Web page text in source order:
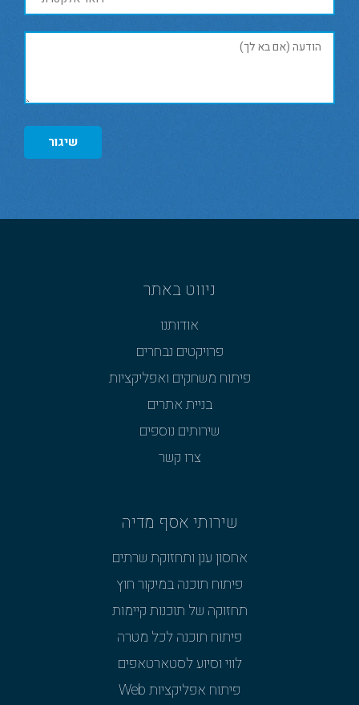
שיגור
ניווט באתר
אודותנו
פרויקטים נבחרים
פיתוח משחקים ואפליקציות
בניית אתרים
שירותים נוספים
צרו קשר
שירותי אסף מדיה
אחסון ענן ותחזוקת שרתים
פיתוח תוכנה במיקור חוץ
תחזוקה של תוכנות קיימות
פיתוח תוכנה לכל מטרה
לווי וסיוע לסטארטאפים
פיתוח אפליקציות Web